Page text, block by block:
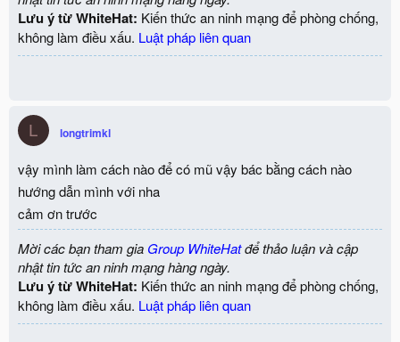
Lưu ý từ WhiteHat: Kiến thức an ninh mạng để phòng chống,
không làm điều xấu. Luật pháp liên quan
L longtrimkl
vậy mình làm cách nào để có mũ vậy bác bằng cách nào
hướng dẫn mình với nha
cảm ơn trước
Mời các bạn tham gia Group WhiteHatđể thảo luận và cập
nhật tin tức an ninh mạng hàng ngày.
Lưu ý từ WhiteHat: Kiến thức an ninh mạng để phòng chống,
không làm điều xấu. Luật pháp liên quan